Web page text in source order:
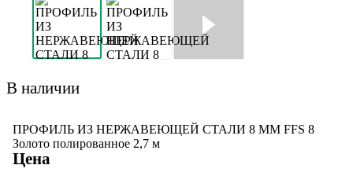
В наличии
ПРОФИЛЬ ИЗ НЕРЖАВЕЮЩЕЙ СТАЛИ 8 ММ FFS 8
Золото полированное 2,7 м
Цена